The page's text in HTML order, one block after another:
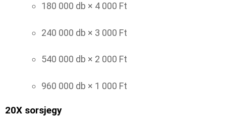
180 000 db × 4 000 Ft
240 000 db × 3 000 Ft
540 000 db × 2 000 Ft
960 000 db × 1 000 Ft
20X sorsjegy